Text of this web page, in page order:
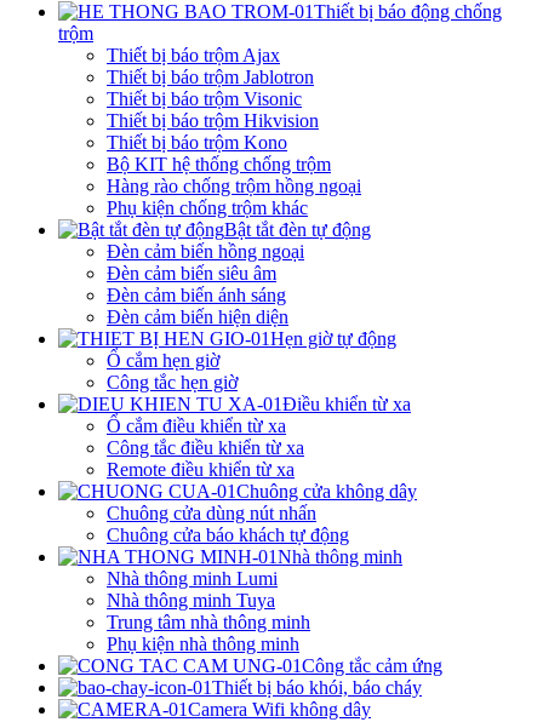
Thiết bị báo động chống
trộm
Thiết bị báo trộm Ajax
Thiết bị báo trộm Jablotron
Thiết bị báo trộm Visonic
Thiết bị báo trộm Hikvision
Thiết bị báo trộm Kono
Bộ KIT hệ thống chống trộm
Hàng rào chống trộm hồng ngoại
Phụ kiện chống trộm khác
Bật tắt đèn tự động
Đèn cảm biến hồng ngoại
Đèn cảm biến siêu âm
Đèn cảm biến ánh sáng
Đèn cảm biến hiện diện
Hẹn giờ tự động
Ổ cắm hẹn giờ
Công tắc hẹn giờ
Điều khiển từ xa
Ổ cắm điều khiển từ xa
Công tắc điều khiển từ xa
Remote điều khiển từ xa
Chuông cửa không dây
Chuông cửa dùng nút nhấn
Chuông cửa báo khách tự động
Nhà thông minh
Nhà thông minh Lumi
Nhà thông minh Tuya
Trung tâm nhà thông minh
Phụ kiện nhà thông minh
Công tắc cảm ứng
Thiết bị báo khói, báo cháy
Camera Wifi không dây